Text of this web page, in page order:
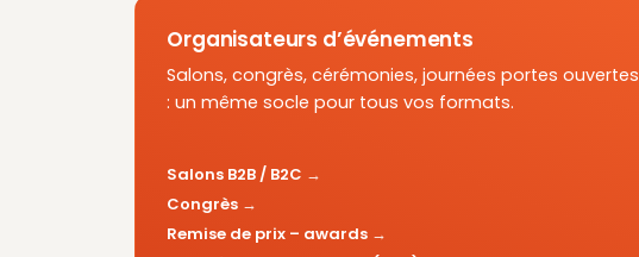
Organisateurs d’événements
Salons, congrès, cérémonies, journées portes ouvertes
: un même socle pour tous vos formats.
Salons B2B / B2C
Congrès
Remise de prix – awards